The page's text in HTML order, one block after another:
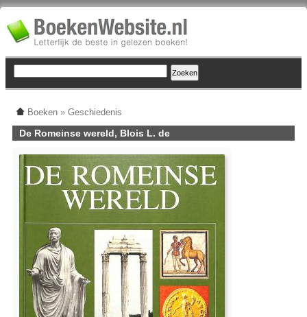
Boeken » Geschiedenis
De Romeinse wereld, Blois L. de